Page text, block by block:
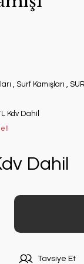
, Surf Kamışları ,
Kdv Dahil
Dahil
Tavsiye Et